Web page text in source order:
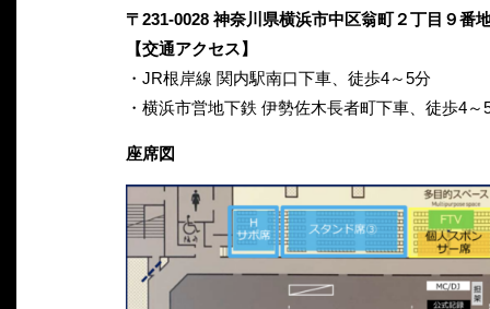
〒231-0028 神奈川県横浜市中区翁町２丁目９番
【交通アクセス】
・JR根岸線 関内駅南口下車、徒歩4～5分
・横浜市営地下鉄 伊勢佐木長者町下車、徒歩4～
座席図